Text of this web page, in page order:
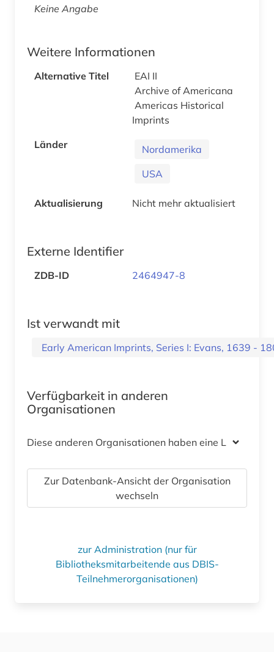
Keine Angabe
Weitere Informationen
Alternative Titel
EAI II
Archive of Americana
Americas Historical
Imprints
Länder
Nordamerika
USA
Aktualisierung Nicht mehr aktualisiert
Externe Identifier
ZDB-ID 2464947-8
Ist verwandt mit
Early American Imprints, Series I: Evans, 1639 -
Verfügbarkeit in anderen
Organisationen
Diese anderen Organisationen haben eine Lizenz
Zur Datenbank-Ansicht der Organisation
wechseln
zur Administration (nur für
Bibliotheksmitarbeitende aus DBIS-
Teilnehmerorganisationen)